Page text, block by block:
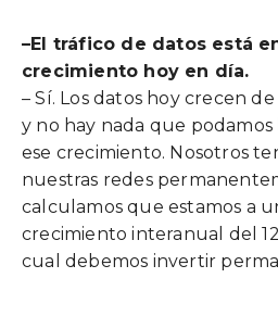
–El tráfico de datos está
crecimiento hoy en día.
– Sí. Los datos hoy crecen
y no hay nada que
ese crecimiento. Nosotros
nuestras redes
calculamos que estamos a
crecimiento interanual del
cual debemos invertir